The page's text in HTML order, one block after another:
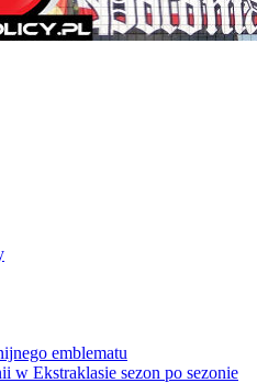
emblematu
w Ekstraklasie sezon po sezonie